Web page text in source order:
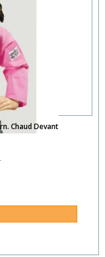
Chaud Devant